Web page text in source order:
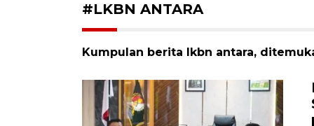
#LKBN ANTARA
Kumpulan berita lkbn antara,